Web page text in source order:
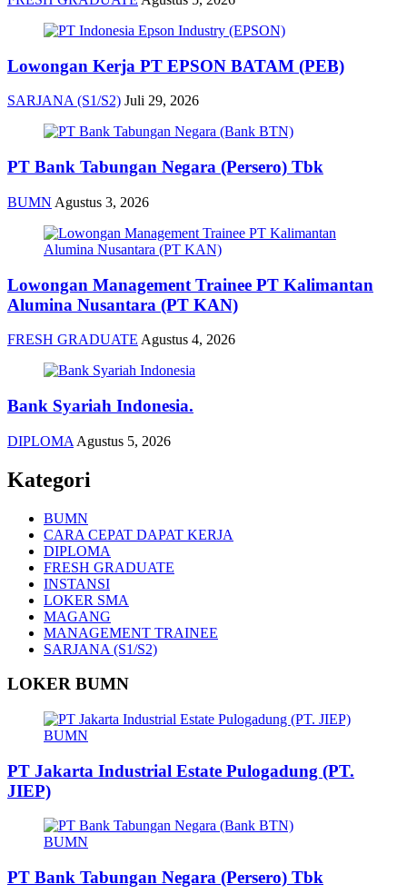
Lowongan Kerja PT EPSON BATAM (PEB)
SARJANA (S1/S2) Juli 29, 2026
PT Bank Tabungan Negara (Persero) Tbk
BUMN Agustus 3, 2026
Lowongan Management Trainee PT Kalimantan
Alumina Nusantara (PT KAN)
FRESH GRADUATE Agustus 4, 2026
Bank Syariah Indonesia.
DIPLOMA Agustus 5, 2026
Kategori
BUMN
CARA CEPAT DAPAT KERJA
DIPLOMA
FRESH GRADUATE
INSTANSI
LOKER SMA
MAGANG
MANAGEMENT TRAINEE
SARJANA (S1/S2)
LOKER BUMN
BUMN
PT Jakarta Industrial Estate Pulogadung (PT.
JIEP)
BUMN
PT Bank Tabungan Negara (Persero) Tbk